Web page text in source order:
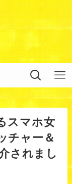
ottamag
スマホ女
チャー＆
されまし